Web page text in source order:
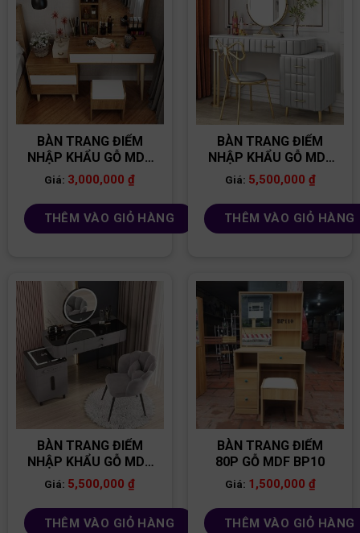
BÀN TRANG ĐIỂM
NHẬP KHẨU GỖ MDF
BP02
Giá: 3,000,000₫
THÊM VÀO GIỎ HÀNG
BÀN TRANG ĐIỂM
NHẬP KHẨU GỖ MDF
BP24
Giá: 5,500,000 ₫
THÊM VÀO GIỎ HÀNG
BÀN TRANG ĐIỂM
NHẬP KHẨU GỖ MDF
BP22
Giá: 5,500,000₫
THÊM VÀO GIỎ HÀNG
BÀN TRANG ĐIỂM
80P GỖ MDF BP10
Giá: 1,500,000 ₫
THÊM VÀO GIỎ HÀNG